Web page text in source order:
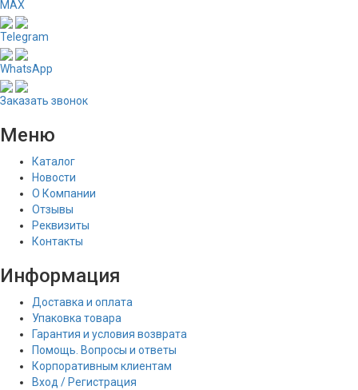
MAX
Telegram
WhatsApp
Заказать звонок
Меню
Каталог
Новости
О Компании
Отзывы
Реквизиты
Контакты
Информация
Доставка и оплата
Упаковка товара
Гарантия и условия возврата
Помощь. Вопросы и ответы
Корпоративным клиентам
Вход / Регистрация